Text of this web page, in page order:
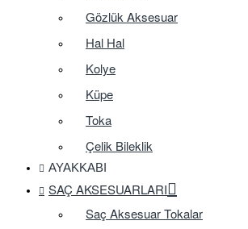
Gözlük Aksesuar
Hal Hal
Kolye
Küpe
Toka
Çelik Bileklik
AYAKKABI
SAÇ AKSESUARLARI
Saç Aksesuar Tokalar